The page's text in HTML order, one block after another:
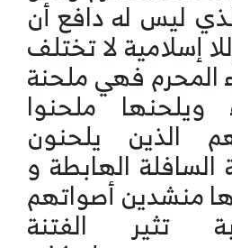
ليس له دافع أن
إسلامية لا تختلف
المحرم فهي ملحنة
ويلحنها ملحنوا
الذين يلحنون
السافلة الهابطة و
منشدين أصواتهم
تثير الفتنة